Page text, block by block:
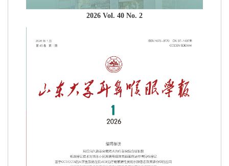
2026 Vol. 40 No. 2